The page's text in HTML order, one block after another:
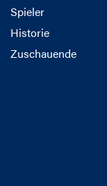
Spieler
Historie
Zuschauende